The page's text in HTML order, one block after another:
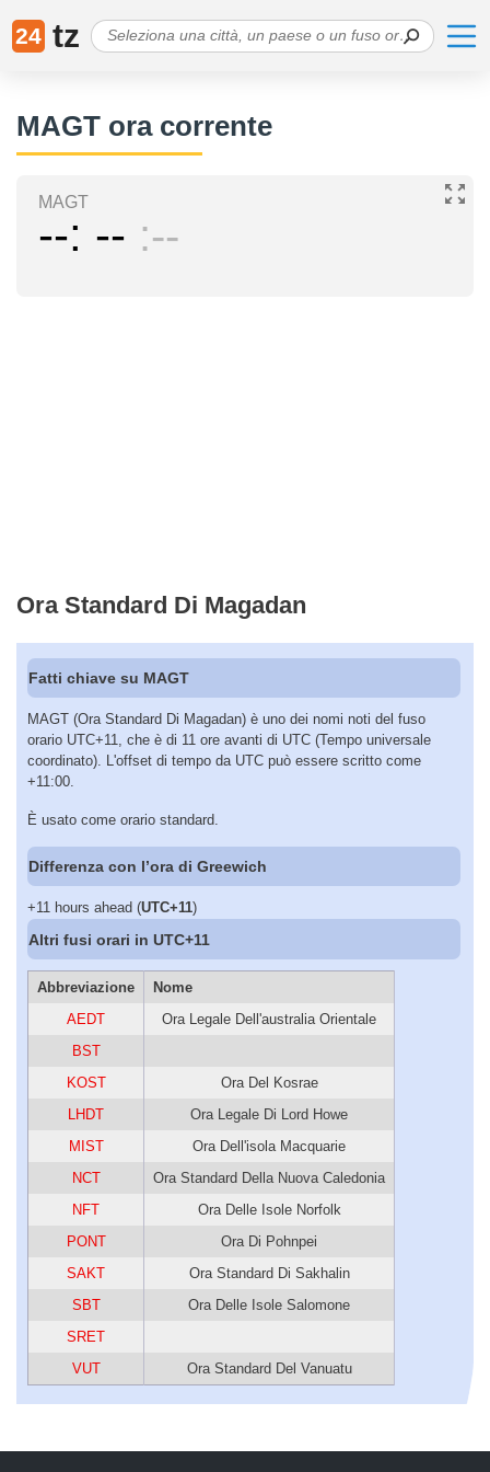
24 tz
MAGT ora corrente
MAGT
-- -- --
Ora Standard Di Magadan
Fatti chiave su MAGT
MAGT (Ora Standard Di Magadan) è uno dei nomi noti del fuso
orario UTC+11, che è di 11 ore avanti di UTC (Tempo universale
coordinato). L'offset di tempo da UTC può essere scritto come
+11:00.
È usato come orario standard.
Differenza con l’ora di Greewich
+11 hours ahead (UTC+11)
Altri fusi orari in UTC+11
Abbreviazione
Nome
AEDT
Ora Legale Dell'australia Orientale
BST
KOST
Ora Del Kosrae
LHDT
Ora Legale Di Lord Howe
MIST
Ora Dell'isola Macquarie
NCT
Ora Standard Della Nuova Caledonia
NFT
Ora Delle Isole Norfolk
PONT
Ora Di Pohnpei
SAKT
Ora Standard Di Sakhalin
SBT
Ora Delle Isole Salomone
SRET
VUT
Ora Standard Del Vanuatu